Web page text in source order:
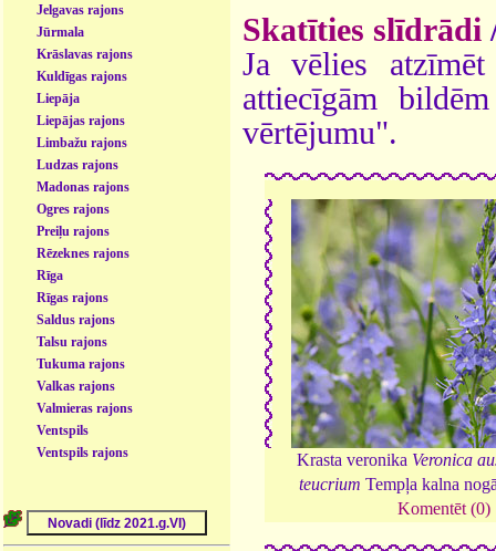
Jelgavas rajons
Jūrmala
Krāslavas rajons
Kuldīgas rajons
Liepāja
Liepājas rajons
Limbažu rajons
Ludzas rajons
Madonas rajons
Ogres rajons
Preiļu rajons
Rēzeknes rajons
Rīga
Rīgas rajons
Saldus rajons
Talsu rajons
Tukuma rajons
Valkas rajons
Valmieras rajons
Ventspils
Ventspils rajons
Skatīties slīdrādi
Ja vēlies
attiecīgām
vērtējumu".
Krasta veronika Veronica
teucrium Tempļa kalna
Komentēt (0)